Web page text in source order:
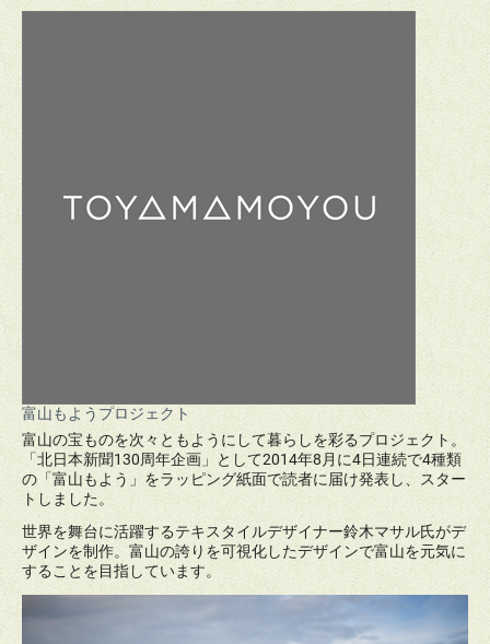
富山もようプロジェクト
富山の宝ものを次々ともようにして暮らしを彩るプロジェクト。
「北日本新聞130周年企画」として2014年8月に4日連続で4種類
の「富山もよう」をラッピング紙面で読者に届け発表し、スター
トしました。
世界を舞台に活躍するテキスタイルデザイナー鈴木マサル氏がデ
ザインを制作。富山の誇りを可視化したデザインで富山を元気に
することを目指しています。